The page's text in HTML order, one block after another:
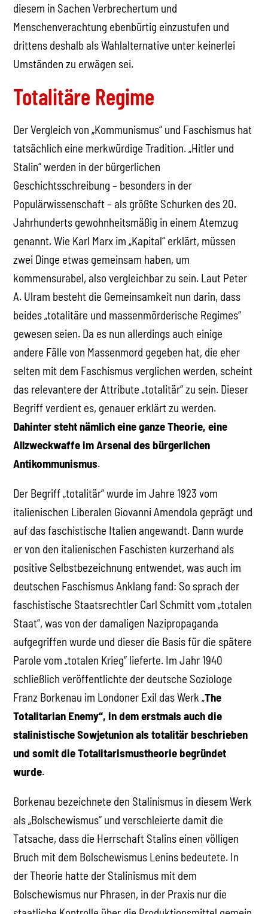
diesem in Sachen Verbrechertum und
Menschenverachtung ebenbürtig einzustufen und
drittens deshalb als Wahlalternative unter keinerlei
Umständen zu erwägen sei.
Totalitäre Regime
Der Vergleich von „Kommunismus“ und Faschismus hat
tatsächlich eine merkwürdige Tradition. „Hitler und
Stalin“ werden in der bürgerlichen
Geschichtsschreibung – besonders in der
Populärwissenschaft – als größte Schurken des 20.
Jahrhunderts gewohnheitsmäßig in einem Atemzug
genannt. Wie Karl Marx im „Kapital“ erklärt, müssen
zwei Dinge etwas gemeinsam haben, um
kommensurabel, also vergleichbar zu sein. Laut Peter
A. Ulram besteht die Gemeinsamkeit nun darin, dass
beides „totalitäre und massenmörderische Regimes“
gewesen seien. Da es nun allerdings auch einige
andere Fälle von Massenmord gegeben hat, die eher
selten mit dem Faschismus verglichen werden, scheint
das relevantere der Attribute „totalitär“ zu sein. Dieser
Begriff verdient es, genauer erklärt zu werden.
Dahinter steht nämlich eine ganze Theorie, eine
Allzweckwaffe im Arsenal des bürgerlichen
Antikommunismus.
Der Begriff „totalitär“ wurde im Jahre 1923 vom
italienischen Liberalen Giovanni Amendola geprägt und
auf das faschistische Italien angewandt. Dann wurde
er von den italienischen Faschisten kurzerhand als
positive Selbstbezeichnung entwendet, was auch im
deutschen Faschismus Anklang fand: So sprach der
faschistische Staatsrechtler Carl Schmitt vom „totalen
Staat“, was von der damaligen Nazipropaganda
aufgegriffen wurde und dieser die Basis für die spätere
Parole vom „totalen Krieg“ lieferte. Im Jahr 1940
schließlich veröffentlichte der deutsche Soziologe
Franz Borkenau im Londoner Exil das Werk „The
Totalitarian Enemy“, in dem erstmals auch die
stalinistische Sowjetunion als totalitär beschrieben
und somit die Totalitarismustheorie begründet
wurde.
Borkenau bezeichnete den Stalinismus in diesem Werk
als „Bolschewismus“ und verschleierte damit die
Tatsache, dass die Herrschaft Stalins einen völligen
Bruch mit dem Bolschewismus Lenins bedeutete. In
der Theorie hatte der Stalinismus mit dem
Bolschewismus nur Phrasen, in der Praxis nur die